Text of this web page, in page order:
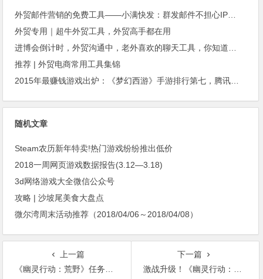
外贸邮件营销的免费工具——小满快发：群发邮件不担心IP被封
外贸专用｜超牛外贸工具，外贸高手都在用
进博会倒计时，外贸沟通中，老外喜欢的聊天工具，你知道几种？
推荐 | 外贸电商常用工具集锦
2015年最赚钱游戏出炉：《梦幻西游》手游排行第七，腾讯总收入进前三
随机文章
Steam农历新年特卖!热门游戏纷纷推出低价
2018一周网页游戏数据报告(3.12—3.18)
3d网络游戏大全微信公众号
攻略 | 沙坡尾美食大盘点
微尔湾周末活动推荐（2018/04/06～2018/04/08）
上一篇
《幽灵行动：荒野》任务总数超100！无固定完成顺序
下一篇
激战升级！《幽灵行动：荒野》最高画质测试